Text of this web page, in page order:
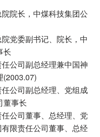
院长，中煤科技集团公
党委副书记、院长，中
长
公司副总经理兼中国神
(2003.07)
公司副总经理、党组成
董事长
公司董事、总经理、党
限责任公司董事、总经